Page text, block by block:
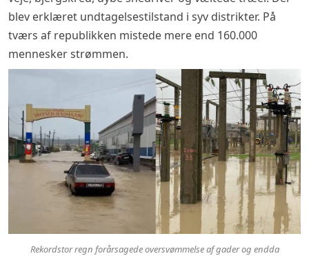
blev erklæret undtagelsestilstand i syv distrikter. På
tværs af republikken mistede mere end 160.000
mennesker strømmen.
Rekordstor regn forårsagede oversvømmelse af gader og endda